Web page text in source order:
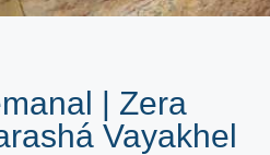
| Zera
Vayakhel